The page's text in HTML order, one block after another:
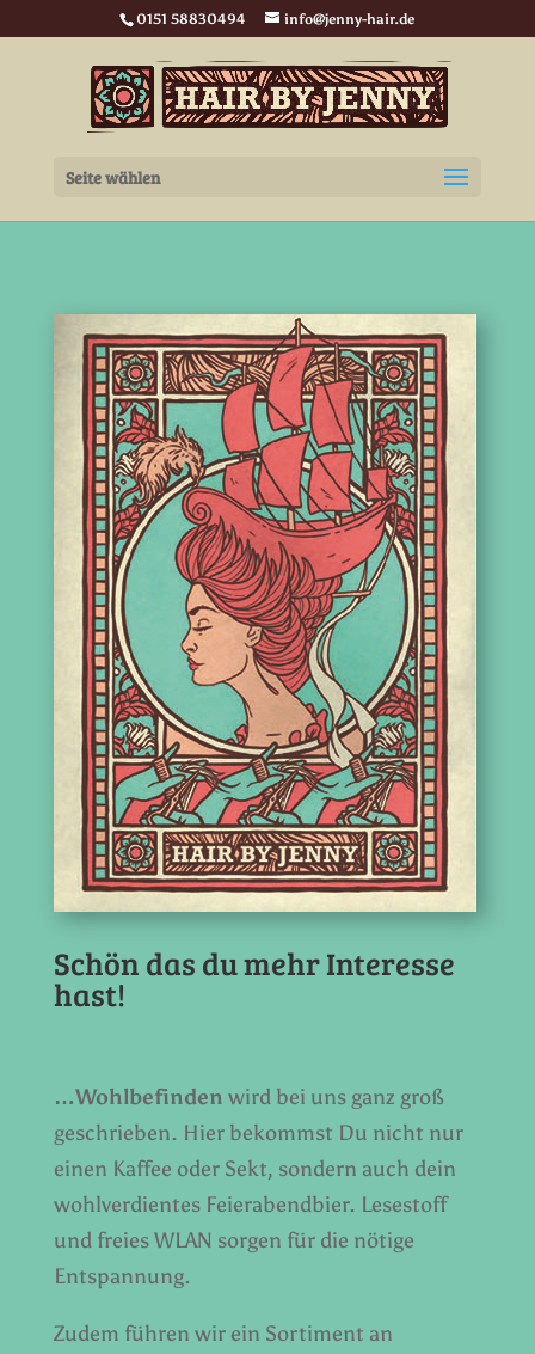
0151 58830494 info@jenny-hair.de
Seite wählen
Schön das du mehr Interesse
hast!
…Wohlbefinden wird bei uns ganz groß
geschrieben. Hier bekommst Du nicht nur
einen Kaffee oder Sekt, sondern auch dein
wohlverdientes Feierabendbier. Lesestoff
und freies WLAN sorgen für die nötige
Entspannung.
Zudem führen wir ein Sortiment an